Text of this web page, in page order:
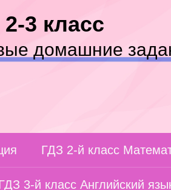
3 класс
домашние
ГДЗ 2-й класс
3-й класс Английский